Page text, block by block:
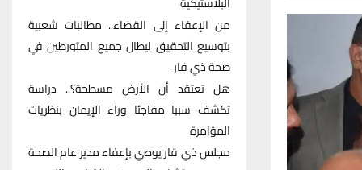
من الإعفاء إلى القضاء.. مطالبات شعبية
بتوسيع التحقيق ليطال جميع المتورطين في
صحة ذي قار
هل تعتقد أن الأرض مسطحة؟.. دراسة
تكشف سببا مفاجئا وراء الإيمان بنظريات
المؤامرة
مجلس ذي قار يوصي بإعفاء مدير عام الصحة